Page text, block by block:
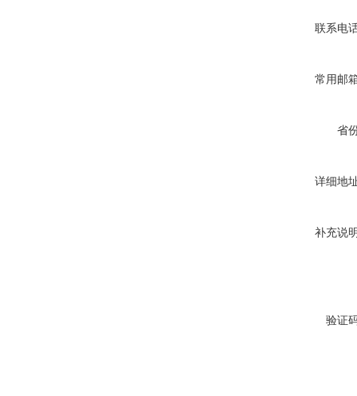
联系电
常用邮
省
详细地
补充说
验证